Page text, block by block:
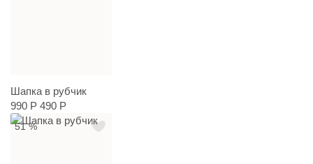
Шапка в рубчик
990 Р 490 Р
51 %